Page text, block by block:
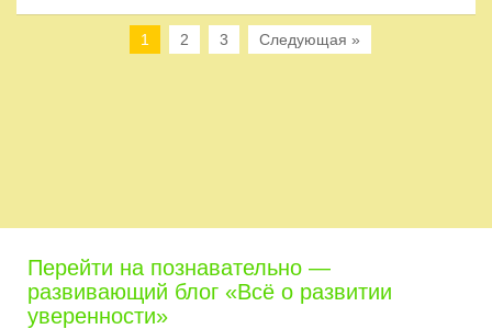
1 2 3 Следующая »
Перейти на познавательно —
развивающий блог «Всё о развитии
уверенности»